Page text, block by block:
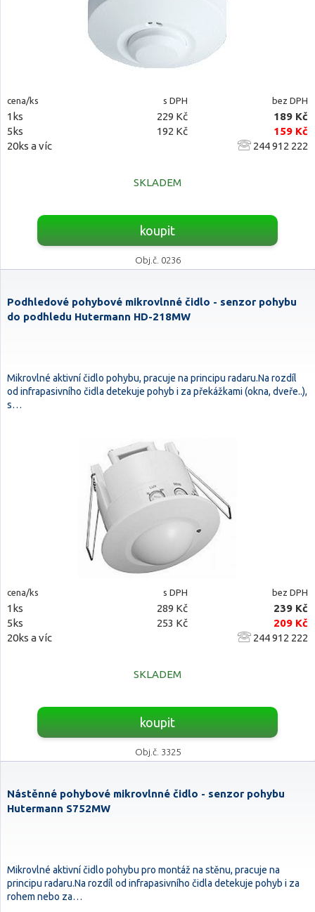
cena/ks s DPH bez DPH
1ks 229 Kč
189 Kč
5ks
192 Kč
159 Kč
20ks a víc
244 912 222
SKLADEM
koupit
Obj.č. 0236
Podhledové pohybové mikrovlnné čidlo - senzor pohybu
do podhledu Hutermann HD-218MW
Mikrovlné aktivní čidlo pohybu, pracuje na principu radaru.Na rozdíl
od infrapasivního čidla detekuje pohyb i za překážkami (okna, dveře..),
s…
cena/ks s DPH bez DPH
1ks 289 Kč
239 Kč
5ks
253 Kč
209 Kč
20ks a víc
244 912 222
SKLADEM
koupit
Obj.č. 3325
Nástěnné pohybové mikrovlnné čidlo - senzor pohybu
Hutermann S752MW
Mikrovlné aktivní čidlo pohybu pro montáž na stěnu, pracuje na
principu radaru.Na rozdíl od infrapasivního čidla detekuje pohyb i za
rohem nebo za…